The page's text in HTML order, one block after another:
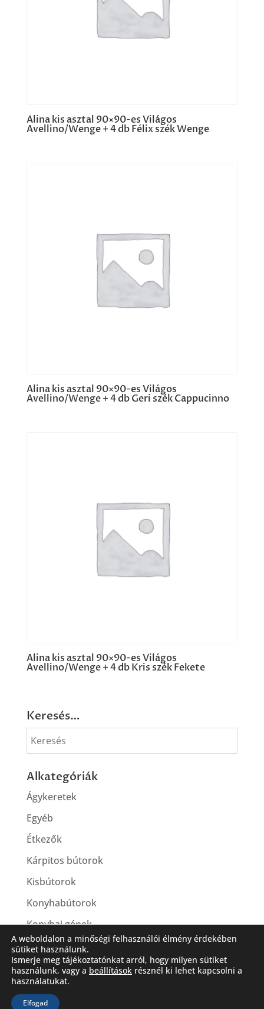
Alina kis asztal 90×90-es Világos
Avellino/Wenge + 4 db Félix szék Wenge
Alina kis asztal 90×90-es Világos
Avellino/Wenge + 4 db Geri szék Cappucinno
Alina kis asztal 90×90-es Világos
Avellino/Wenge + 4 db Kris szék Fekete
Keresés…
Alkategóriák
Ágykeretek
Egyéb
Étkezők
Kárpitos bútorok
Kisbútorok
Konyhabútorok
Konyhai gépek
Látogassa meg Facebook oldalunkat is!
A weboldalon a minőségi felhasználói élmény érdekében
sütiket használunk.
Ismerje meg tájékoztatónkat arról, hogy milyen sütiket
használunk, vagy a beállítások résznél ki lehet kapcsolni a
használatukat.
Elfogad